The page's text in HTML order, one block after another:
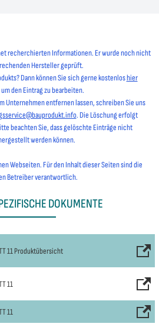
recherchierten Informationen. Er wurde noch nicht
Hersteller geprüft.
Dann können Sie sich gerne kostenloshier
den Eintrag zu bearbeiten.
Unternehmen entfernen lassen, schreiben Sie uns
. Die Löschung erfolgt
beachten Sie, dass gelöschte Einträge nicht
werden können.
Webseiten. Für den Inhalt dieser Seiten sind die
Betreiber verantwortlich.
DOKUMENTE
11 Produktübersicht
11
11